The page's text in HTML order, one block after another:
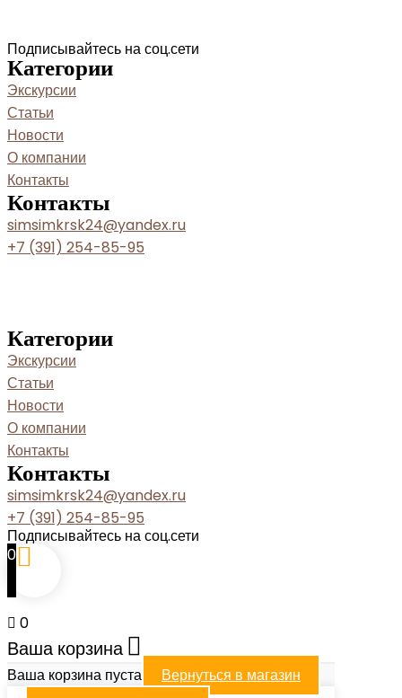
Подписывайтесь на соц.сети
Категории
Экскурсии
Статьи
Новости
О компании
Контакты
Контакты
simsimkrsk24@yandex.ru
+7 (391) 254-85-95
Категории
Экскурсии
Статьи
Новости
О компании
Контакты
Контакты
simsimkrsk24@yandex.ru
+7 (391) 254-85-95
Подписывайтесь на соц.сети
0
0
Ваша корзина
Ваша корзина пуста Вернуться в магазин